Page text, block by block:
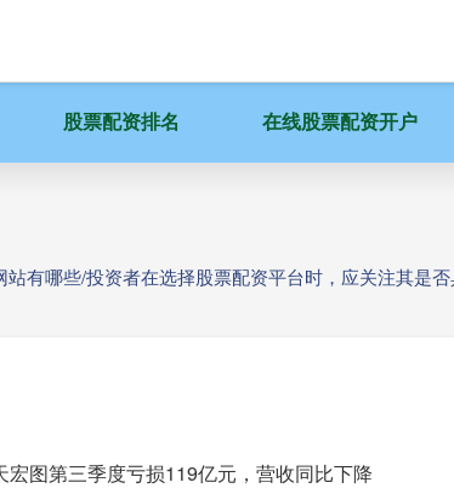
股票配资排名 在线股票配资开户
有哪些/投资者在选择股票配资平台时，应关注其是否
宏图第三季度亏损119亿元，营收同比下降